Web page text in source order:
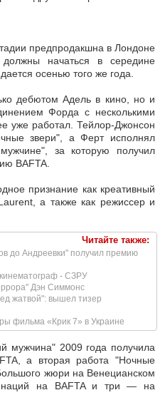
предпродакшна в Лондоне
начаться в середине
осенью того же года.
дебютом Адель в кино, но и
Форда с несколькими
уже работал. Тейлор-Джонсон
звери", а Ферт исполнял
за которую получил
BAFTA.
признание как креативный
а также как режиссер и
Читайте также:
до Андреевки" получил премию
- СЗРУ
Дэн Симмонс
жатвой": вышел тизер
фильма «Крик 7» в Украине
мужчина" 2009 года получила
а вторая работа "Ночные
жюри на Венецианском
на BAFTA и три — на